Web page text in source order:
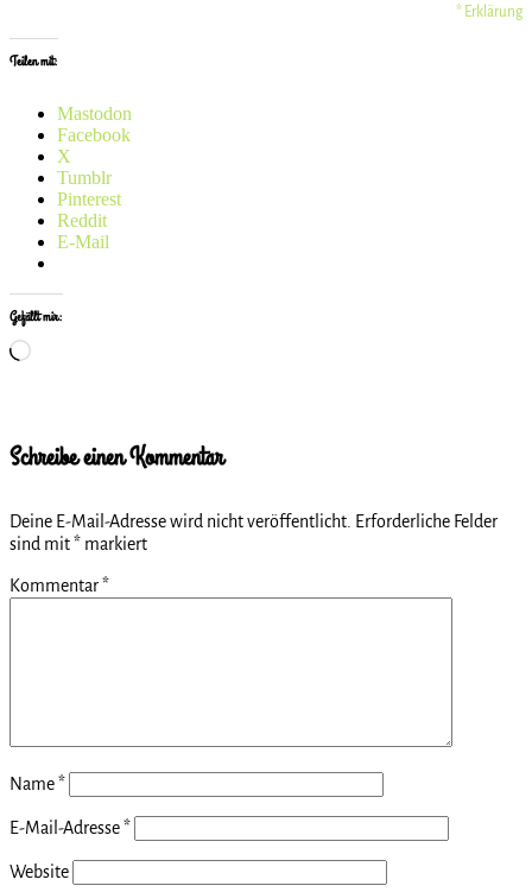
* Erklärung
Teilen mit:
Mastodon
Facebook
X
Tumblr
Pinterest
Reddit
E-Mail
Gefällt mir:
Wird
Schreibe einen Kommentar
Deine E-Mail-Adresse wird nicht veröffentlicht. Erforderliche Felder
sind mit* markiert
Kommentar*
Name*
E-Mail-Adresse*
Website